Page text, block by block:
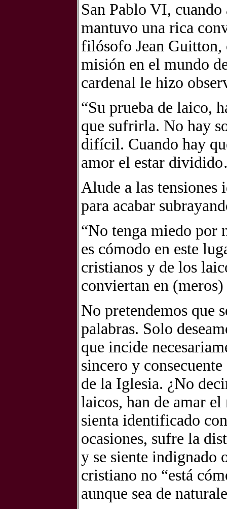
San Pablo VI,
mantuvo una rica
filósofo Jean Guitton,
misión en el mundo
cardenal le hizo
“Su prueba de laico,
que sufrirla. No hay
difícil. Cuando hay
amor el estar
Alude a las tensiones
para acabar
“No tenga miedo por
es cómodo en este
cristianos y de los
conviertan en
No pretendemos que
palabras. Solo
que incide
sincero y
de la Iglesia. ¿No
laicos, han de amar
sienta identificado
ocasiones, sufre la
y se siente indignado
cristiano no “está
aunque sea de